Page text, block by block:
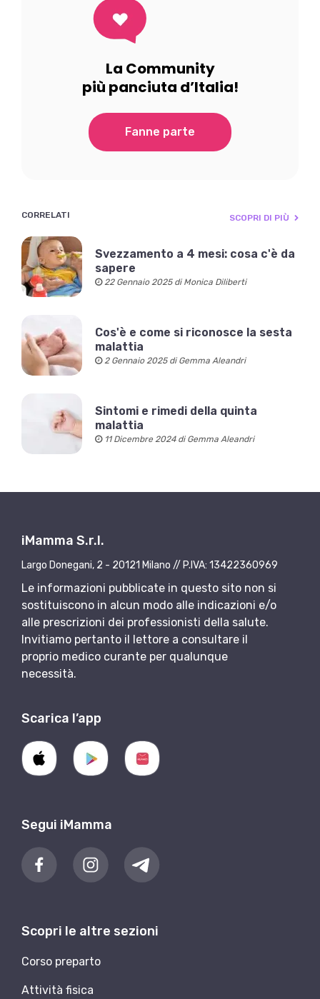
La Community
più panciuta d’Italia!
Fanne parte
CORRELATI SCOPRI DI PIÙ
Svezzamento a 4 mesi: cosa c'è da
sapere
22 Gennaio 2025 di Monica Diliberti
Cos'è e come si riconosce la sesta
malattia
2 Gennaio 2025 di Gemma Aleandri
Sintomi e rimedi della quinta
malattia
11 Dicembre 2024 di Gemma Aleandri
iMamma S.r.l.
Largo Donegani, 2 - 20121 Milano // P.IVA: 13422360969
Le informazioni pubblicate in questo sito non si
sostituiscono in alcun modo alle indicazioni e/o
alle prescrizioni dei professionisti della salute.
Invitiamo pertanto il lettore a consultare il
proprio medico curante per qualunque
necessità.
Scarica l’app
Segui iMamma
Scopri le altre sezioni
Corso preparto
Attività fisica